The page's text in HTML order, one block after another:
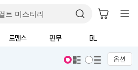
로맨스 판무 BL
옵션